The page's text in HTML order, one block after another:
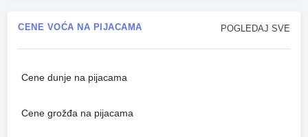
POGLEDAJ SVE
CENE VOĆA NA PIJACAMA
Cene dunje na pijacama
Cene grožđa na pijacama